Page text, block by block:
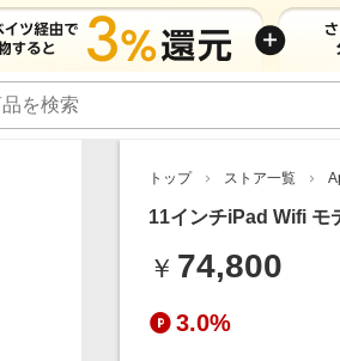
トップ ストア一覧
11インチiPad Wifi モ
￥ 74,800
3.0%